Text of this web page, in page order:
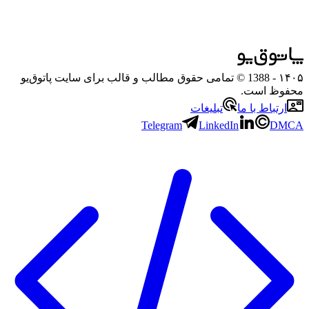
۱۴۰۵
- 1388 © تمامی حقوق مطالب و قالب برای سایت پاتوق‌یو
محفوظ است.
ارتباط با ما
تبلیغات
Telegram
LinkedIn DMCA